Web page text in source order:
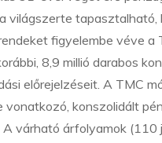
világszerte tapasztalható,
figyelembe véve a
8,9 millió darabos
előrejelzéseit. A TMC
vonatkozó, konszolidált
A várható árfolyamok